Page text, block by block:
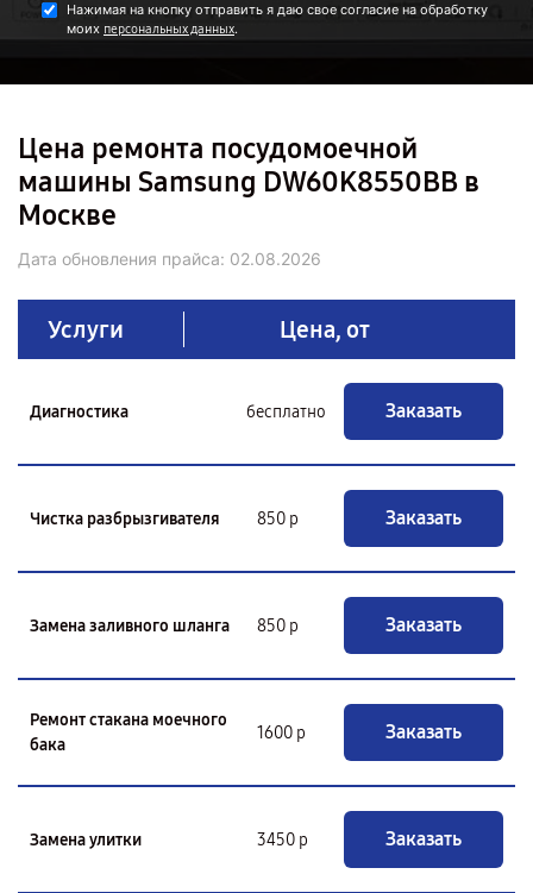
Нажимая на кнопку отправить я даю свое согласие на обработку
моих персональных данных.
Цена ремонта посудомоечной
машины Samsung DW60K8550BB в
Москве
Дата обновления прайса: 02.08.2026
Услуги Цена, от
Диагностика бесплатно Заказать
Чистка разбрызгивателя 850 р Заказать
Замена заливного шланга 850 р Заказать
Ремонт стакана моечного
бака
1600 р Заказать
Замена улитки 3450 р Заказать